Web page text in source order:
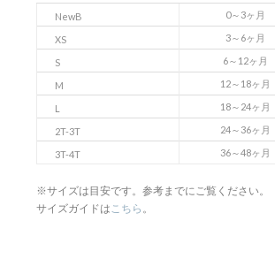
NewB 0～3ヶ月
XS 3～6ヶ月
S 6～12ヶ月
M 12～18ヶ月
L 18～24ヶ月
2T-3T 24～36ヶ月
3T-4T 36～48ヶ月
※サイズは目安です。参考までにご覧ください。
サイズガイドは こちら 。